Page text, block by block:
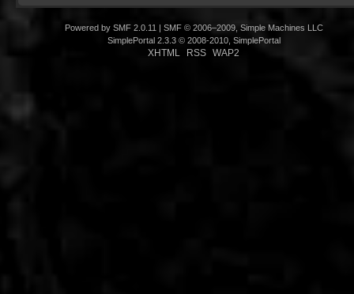
Powered by SMF 2.0.11
SMF © 2006–2009, Simple Machines LLC
SimplePortal 2.3.3 © 2008-2010, SimplePortal
XHTML RSS WAP2